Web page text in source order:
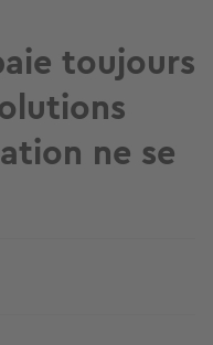
toujours
ne se